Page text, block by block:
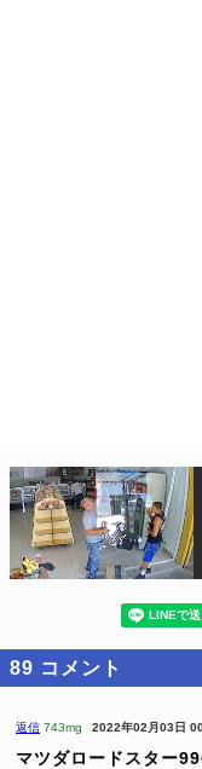
89 コメント
返信 743mg 2022年02月03日
マツダロードスター